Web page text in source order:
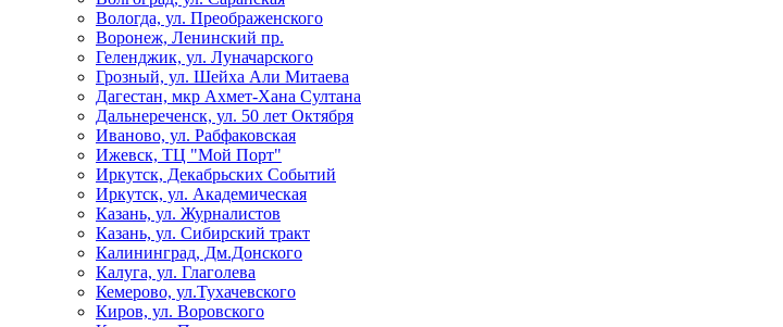
Вологда, ул. Преображенского
Воронеж, Ленинский пр.
Геленджик, ул. Луначарского
Грозный, ул. Шейха Али Митаева
Дагестан, мкр Ахмет-Хана Султана
Дальнереченск, ул. 50 лет Октября
Иваново, ул. Рабфаковская
Ижевск, ТЦ "Мой Порт"
Иркутск, Декабрьских Событий
Иркутск, ул. Академическая
Казань, ул. Журналистов
Казань, ул. Сибирский тракт
Калининград, Дм.Донского
Калуга, ул. Глаголева
Кемерово, ул.Тухачевского
Киров, ул. Воровского